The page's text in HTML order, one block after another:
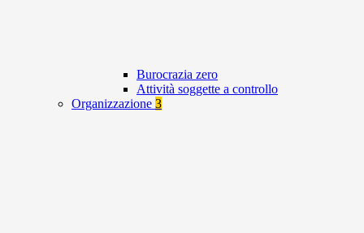
Burocrazia zero
Attività soggette a controllo
Organizzazione 3